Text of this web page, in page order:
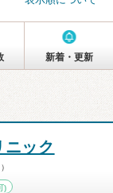
新着・更新
ック
)